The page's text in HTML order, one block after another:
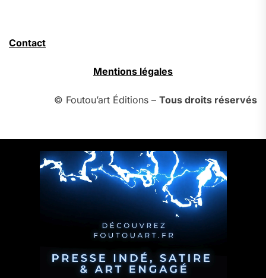
Contact
Mentions légales
© Foutou’art Éditions – Tous droits réservés